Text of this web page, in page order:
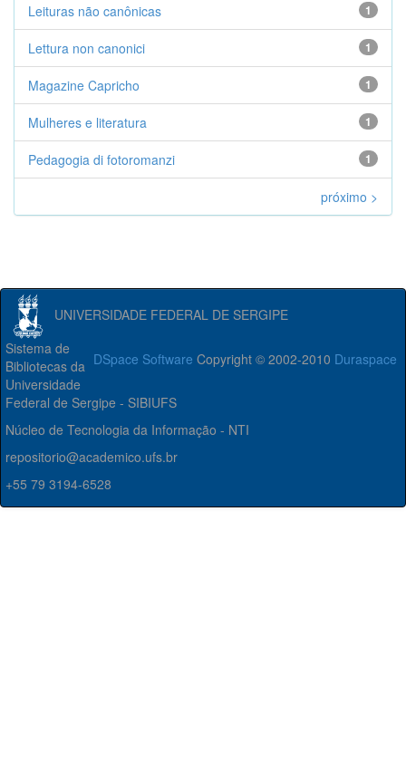
1
Leituras não canônicas
1
Lettura non canonici
1
Magazine Capricho
1
Mulheres e literatura
1
Pedagogia di fotoromanzi
próximo >
UNIVERSIDADE FEDERAL DE SERGIPE
DSpace Software Copyright © 2002-2010 Duraspace
Sistema de
Bibliotecas da
Universidade
Federal de Sergipe - SIBIUFS
Núcleo de Tecnologia da Informação - NTI
repositorio@academico.ufs.br
+55 79 3194-6528